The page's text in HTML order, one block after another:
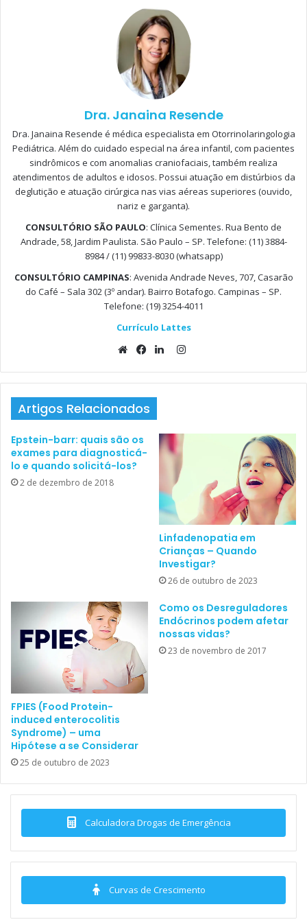
e retirar o corpo estranho e tomar a decisão, em tempo
ideal, da realização ou não realização do exame de
Está gostando desse texto?
gratuitamente no PortalPed
o restante da matéria!
Clique aqui para logar
Dra. Janaina Resende
Dra. Janaina Resende é médica especialista em Otorrinolaringologia
Pediátrica. Além do cuidado especial na área infantil, com pacientes
sindrômicos e com anomalias craniofaciais, também realiza
atendimentos de adultos e idosos. Possui atuação em distúrbios da
deglutição e atuação cirúrgica nas vias aéreas superiores (ouvido,
nariz e garganta).
CONSULTÓRIO SÃO PAULO: Clínica Sementes. Rua Bento de
Andrade, 58, Jardim Paulista. São Paulo – SP. Telefone: (11) 3884-
8984 / (11) 99833-8030 (whatsapp)
CONSULTÓRIO CAMPINAS: Avenida Andrade Neves, 707, Casarão
do Café – Sala 302 (3º andar). Bairro Botafogo. Campinas – SP.
Telefone: (19) 3254-4011
Currículo Lattes
Instagram
Artigos Relacionados
Epstein-barr: quais são os
exames para diagnosticá-
lo e quando solicitá-los?
2 de dezembro de 2018
Linfadenopatia em
Crianças – Quando
Investigar?
26 de outubro de 2023
FPIES (Food Protein-
induced enterocolitis
Syndrome) – uma
Hipótese a se Considerar
25 de outubro de 2023
Como os Desreguladores
Endócrinos podem afetar
nossas vidas?
23 de novembro de 2017
Calculadora Drogas de Emergência
Curvas de Crescimento